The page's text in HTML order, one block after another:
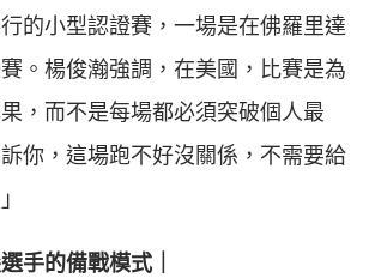
的小型認證賽，一場是在佛羅里達
。楊俊瀚強調，在美國，比賽是為
果，而不是每場都必須突破個人最
你，這場跑不好沒關係，不需要給
手的備戰模式｜